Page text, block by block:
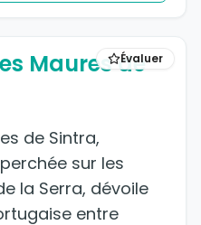
Évaluer
Maures de
de Sintra,
sur les
la Serra, dévoile
entre